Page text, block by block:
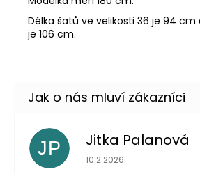
Délka šatů ve velikosti 36 je 94 cm
je 106 cm.
JP Jitka Palanová
Hodnocení obchodu je
10.2.2026